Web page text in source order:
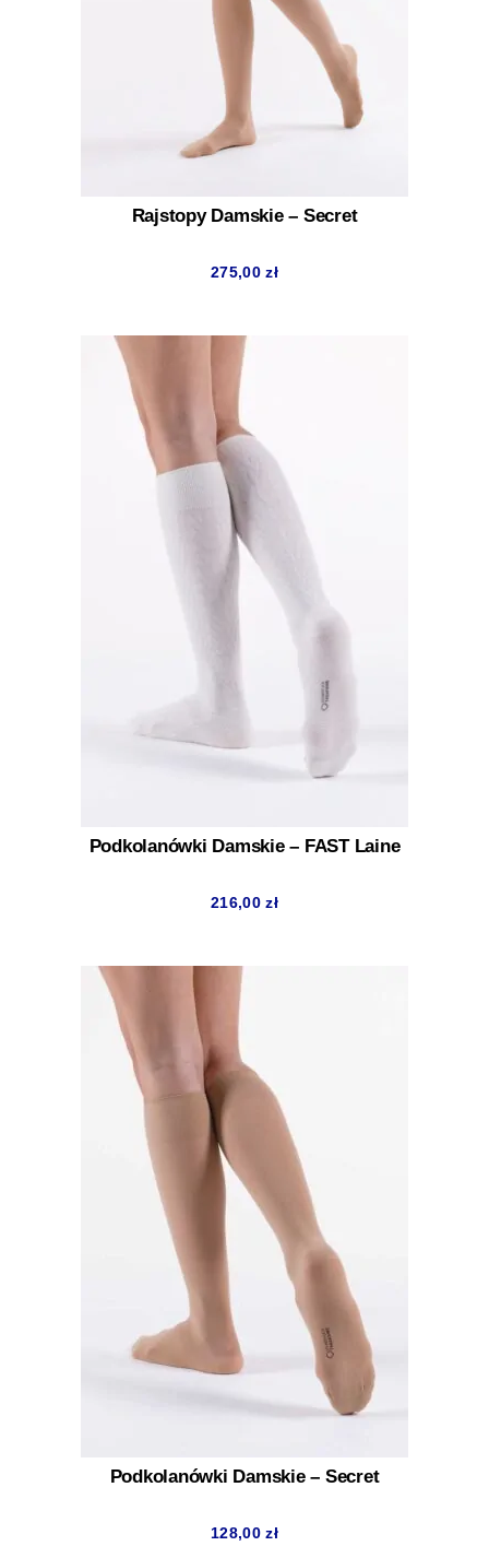
Rajstopy Damskie – Secret
275,00zł
Podkolanówki Damskie – FAST Laine
216,00zł
Podkolanówki Damskie – Secret
128,00zł